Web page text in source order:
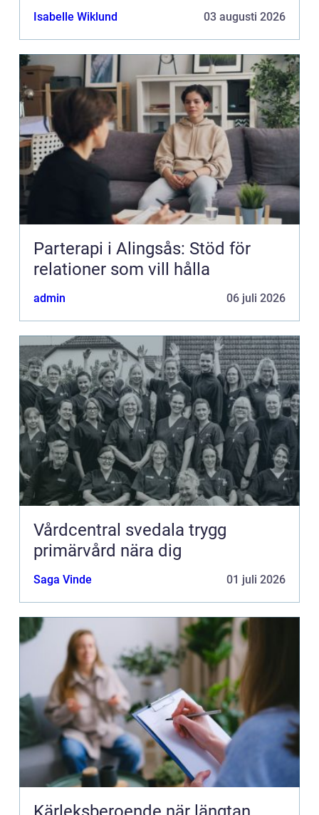
Isabelle Wiklund 03 augusti 2026
Parterapi i Alingsås: Stöd för
relationer som vill hålla
admin 06 juli 2026
Vårdcentral svedala trygg
primärvård nära dig
Saga Vinde 01 juli 2026